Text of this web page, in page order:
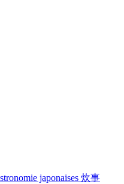
japonaises 炊事